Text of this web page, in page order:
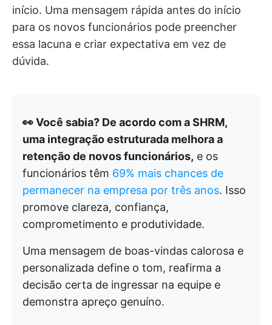
início. Uma mensagem rápida antes do início
para os novos funcionários pode preencher
essa lacuna e criar expectativa em vez de
dúvida.
👀 Você sabia? De acordo com a SHRM,
uma integração estruturada melhora a
retenção de novos funcionários, e os
funcionários têm 69% mais chances de
permanecer na empresa por três anos. Isso
promove clareza, confiança,
comprometimento e produtividade.
Uma mensagem de boas-vindas calorosa e
personalizada define o tom, reafirma a
decisão certa de ingressar na equipe e
demonstra apreço genuíno.